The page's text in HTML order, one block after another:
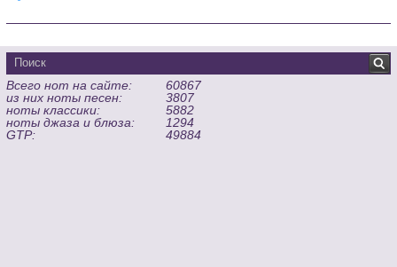
Всего нот на сайте:
60867
из них ноты песен:
3807
ноты классики:
5882
ноты джаза и блюза:
1294
GTP:
49884